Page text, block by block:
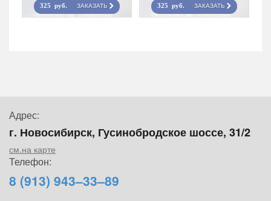
325 руб. ЗАКАЗАТЬ 325 руб. ЗАКАЗАТЬ
Адрес:
г. Новосибирск, Гусинобродское шоссе, 31/2
см.на карте
Телефон:
8 (913) 943–33–89